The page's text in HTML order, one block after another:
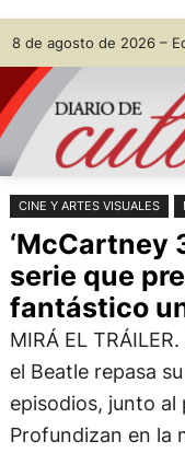
Saltar
al
contenido
Skip
to
content
8 de agosto de 2026 –
CINE Y ARTES VISUALES
‘McCartney
serie que
fantástico
MIRÁ EL
el Beatle repasa
episodios, junto al
Profundizan en la